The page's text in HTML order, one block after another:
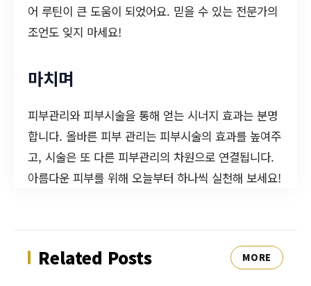
어 루틴이 큰 도움이 되었어요. 믿을 수 있는 전문가의
조언도 잊지 마세요!
마치며
피부관리와 피부시술을 통해 얻는 시너지 효과는 분명
합니다. 올바른 피부 관리는 피부시술의 효과를 높여주
고, 시술은 또 다른 피부관리의 차원으로 연결됩니다.
아름다운 피부를 위해 오늘부터 하나씩 실천해 보세요!
Related Posts MORE